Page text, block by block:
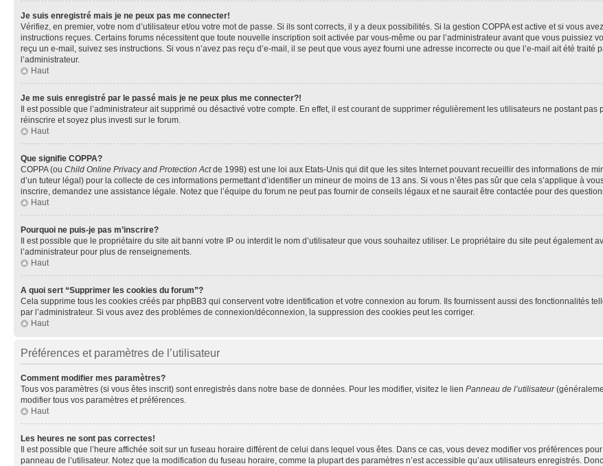
Je suis enregistré mais je ne peux pas me connecter!
Vérifiez, en premier, votre nom d’utilisateur et/ou votre mot de passe. Si ils sont corrects, il y a deux possibilités. Si la gestion COPPA est active et si vous
instructions reçues. Certains forums nécessitent que toute nouvelle inscription soit activée par vous-même ou par l’administrateur avant que vous puissiez
reçu un e-mail, suivez ses instructions. Si vous n’avez pas reçu d’e-mail, il se peut que vous ayez fourni une adresse incorrecte ou que l’e-mail ait été
l’administrateur.
Haut
Je me suis enregistré par le passé mais je ne peux plus me connecter?!
Il est possible que l’administrateur ait supprimé ou désactivé votre compte. En effet, il est courant de supprimer régulièrement les utilisateurs ne postant
réinscrire et soyez plus investi sur le forum.
Haut
Que signifie COPPA?
COPPA (ou Child Online Privacy and Protection Actde 1998) est une loi aux Etats-Unis qui dit que les sites Internet pouvant recueillir des informations de
d’un tuteur légal) pour la collecte de ces informations permettant d’identifier un mineur de moins de 13 ans. Si vous n’êtes pas sûr que cela s’applique à
inscrire, demandez une assistance légale. Notez que l’équipe du forum ne peut pas fournir de conseils légaux et ne saurait être contactée pour des
Haut
Pourquoi ne puis-je pas m’inscrire?
Il est possible que le propriétaire du site ait banni votre IP ou interdit le nom d’utilisateur que vous souhaitez utiliser. Le propriétaire du site peut également
l’administrateur pour plus de renseignements.
Haut
A quoi sert “Supprimer les cookies du forum”?
Cela supprime tous les cookies créés par phpBB3 qui conservent votre identification et votre connexion au forum. Ils fournissent aussi des fonctionnalités
par l’administrateur. Si vous avez des problèmes de connexion/déconnexion, la suppression des cookies peut les corriger.
Haut
Préférences et paramètres de l’utilisateur
Comment modifier mes paramètres?
Tous vos paramètres (si vous êtes inscrit) sont enregistrés dans notre base de données. Pour les modifier, visitez le lien Panneau de l’utilisateur
modifier tous vos paramètres et préférences.
Haut
Les heures ne sont pas correctes!
Il est possible que l’heure affichée soit sur un fuseau horaire différent de celui dans lequel vous êtes. Dans ce cas, vous devez modifier vos préférences
panneau de l’utilisateur. Notez que la modification du fuseau horaire, comme la plupart des paramètres n’est accessible qu’aux utilisateurs enregistrés.